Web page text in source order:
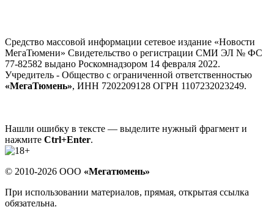
Средство массовой информации сетевое издание «Новости
МегаТюмени» Свидетельство о регистрации СМИ ЭЛ № ФС
77-82582 выдано Роскомнадзором 14 февраля 2022.
Учредитель - Общество с ограниченной ответственностью
«МегаТюмень», ИНН 7202209128 ОГРН 1107232023249.
Нашли ошибку в тексте — выделите нужный фрагмент и
нажмите Ctrl+Enter.
© 2010-2026 ООО «Мегатюмень»
При использовании материалов, прямая, открытая ссылка
обязательна.